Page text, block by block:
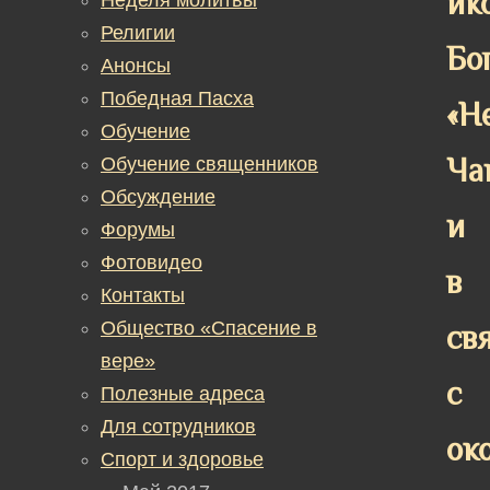
и
в
с
Религии
Анонсы
Победная Пасха
Обучение
Обучение священников
Обсуждение
Форумы
Фотовидео
Контакты
Общество «Спасение в
вере»
Полезные адреса
Для сотрудников
Спорт и здоровье